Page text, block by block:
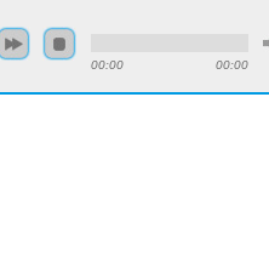
00:00 00:00